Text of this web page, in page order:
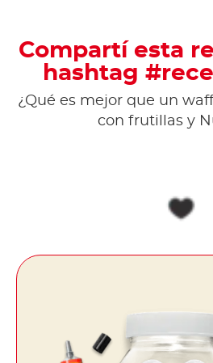
Compartí esta
hashtag
¿Qué es mejor que un
con frutillas y